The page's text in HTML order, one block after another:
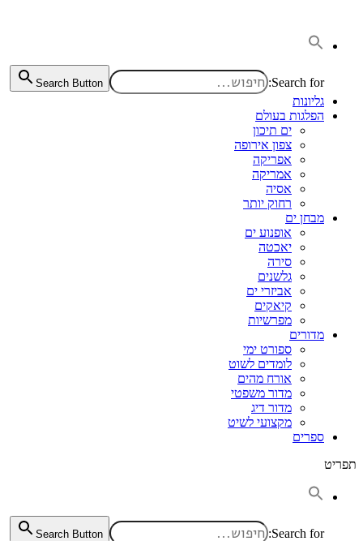
Search for:
Search Button
גליונות
הפלגות בעולם
ים תיכון
צפון אירופה
אפריקה
אמריקה
אסיה
רחוק יותר
מבחן ים
אופנוע ים
יאכטה
סירה
גלשנים
אביזרי ים
קיאקים
מפרשיות
מדורים
ספורט ימי
לומדים לשוט
אורח מהים
מדור משפטי
מדור דיג
מקצועי לשיט
ספרים
תפריט
Search for:
Search Button